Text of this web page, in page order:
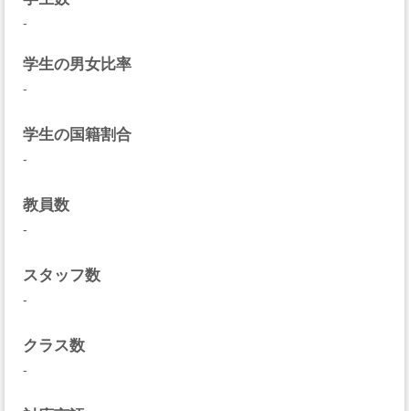
-
学生の男女比率
-
学生の国籍割合
-
教員数
-
スタッフ数
-
クラス数
-